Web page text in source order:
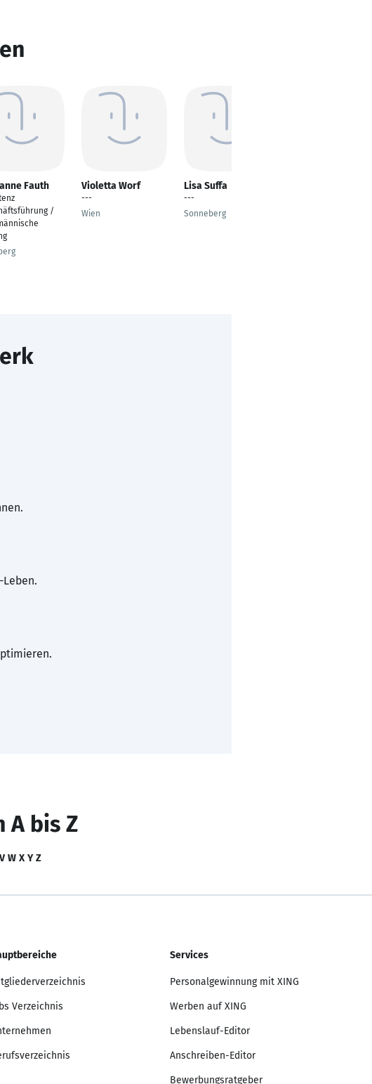
Fauth
/
Violetta Worf
---
Wien
Lisa Suffa
---
Sonneberg
A bis Z
V W X Y Z
Verzeichnis
Services
Personalgewinnung mit XING
Werben auf XING
Lebenslauf-Editor
Anschreiben-Editor
Bewerbungsratgeber